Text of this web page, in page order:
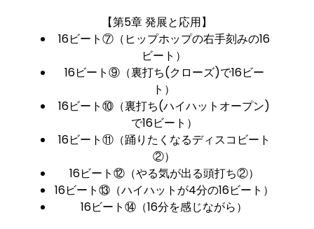
【第5章 発展と応用】
16ビート⑦（ヒップホップの右手刻みの16
ビート）
16ビート⑨（裏打ち(クローズ)で16ビー
ト）
16ビート⑩（裏打ち(ハイハットオープン)
で16ビート）
16ビート⑪（踊りたくなるディスコビート
②）
16ビート⑫（やる気が出る頭打ち②）
16ビート⑬（ハイハットが4分の16ビート）
16ビート⑭（16分を感じながら）